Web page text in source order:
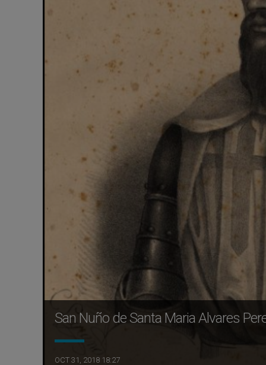
San Nuño de Santa Maria Alvares
OCT 31, 2018 18:27